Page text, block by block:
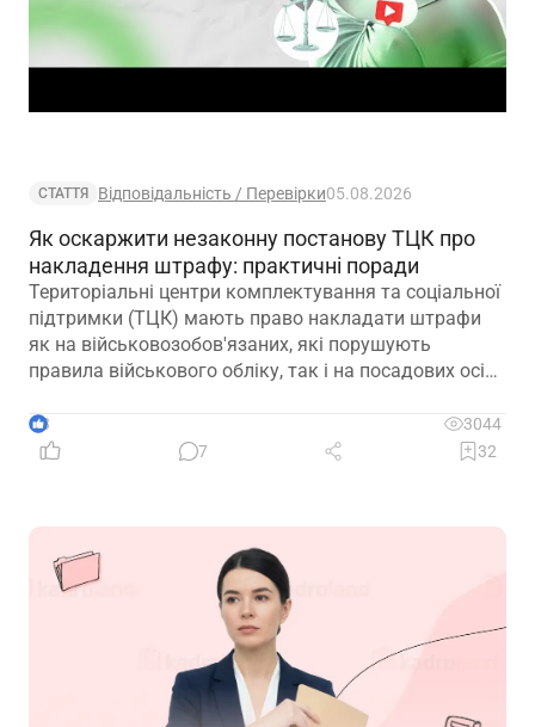
СТАТТЯ Відповідальність / Перевірки05.08.2026
Як оскаржити незаконну постанову ТЦК про
накладення штрафу: практичні поради
Територіальні центри комплектування та соціальної
підтримки (ТЦК) мають право накладати штрафи
як на військовозобов'язаних, які порушують
правила військового обліку, так і на посадових осіб,
мобілізаційну підготовку та мобілізацію. Часто
йдеться про неналежне ведення військового обліку
штрафом, та дієвий алгоритм його оскарження
3
3044
7
32